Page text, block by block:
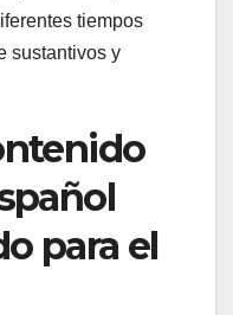
tiempos
sustantivos y
para el